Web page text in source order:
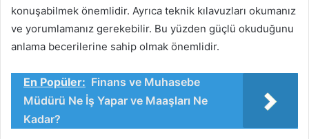
konuşabilmek önemlidir. Ayrıca teknik kılavuzları okumanız
ve yorumlamanız gerekebilir. Bu yüzden güçlü okuduğunu
anlama becerilerine sahip olmak önemlidir.
En Popüler: Finans ve Muhasebe
Müdürü Ne İş Yapar ve Maaşları Ne
Kadar?